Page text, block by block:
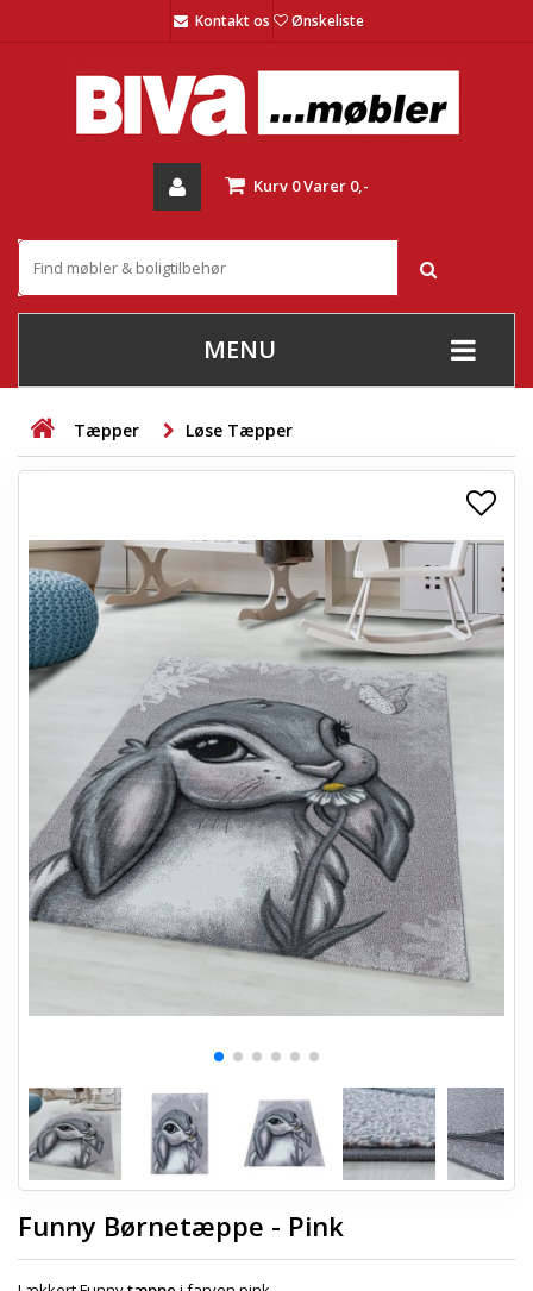
Kontakt os Ønskeliste
Kurv 0Varer 0,-
MENU
+
STUE
+
+
SOVEVÆRELSE
+
BØRNEMØBLER
+
KONTORMØBLER
OPBEVARING
LAMPER
HAVEMØBLER
ENTREMØBLER
SPAR PENGE PÅ UDVALGTE VARER
Tæpper Løse Tæpper
Funny Børnetæppe - Pink